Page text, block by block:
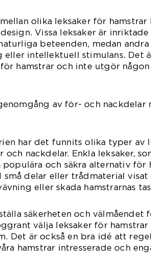
olika leksaker för hamstrar
Vissa leksaker är
beteenden, medan
eller intellektuell stimulans. Det
för hamstrar och inte utgör
av för- och nackdelar
har det funnits olika typer av
och nackdelar. Enkla leksaker,
populära och säkra alternativ för
små delar eller trådmaterial
eller skada hamstrarnas
säkerheten och välmåendet
välja leksaker för hamstrar
Det är också en bra idé att
hamstrar intresserade och